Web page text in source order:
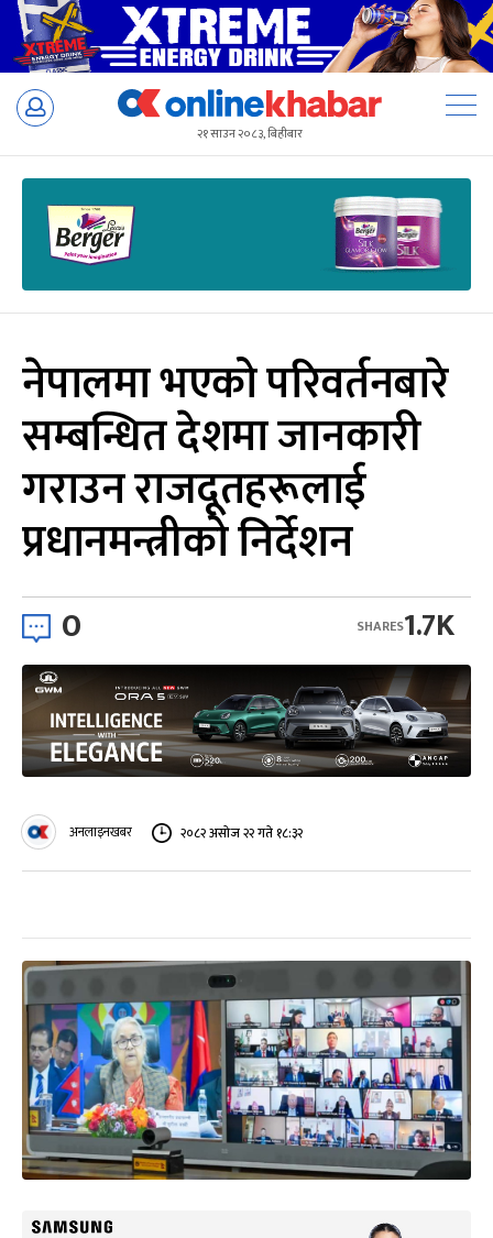
Skip
२१ साउन २०८३, बिहीबार
नेपालमा भएको परिवर्तनबारे
सम्बन्धित देशमा जानकारी
गराउन राजदूतहरूलाई
प्रधानमन्त्रीको निर्देशन
0 1.7K
SHARES
अनलाइनखबर २०८२ असोज २२ गते १८:३२